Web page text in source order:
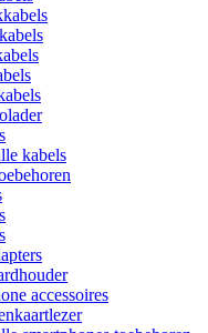
kabels
accessoires